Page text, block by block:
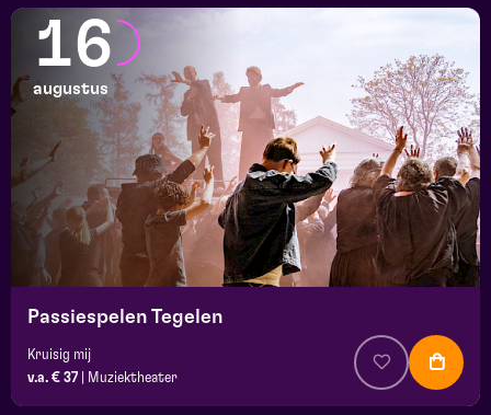
16
augustus
Passiespelen Tegelen
Kruisig mij
v.a. € 37
Muziektheater